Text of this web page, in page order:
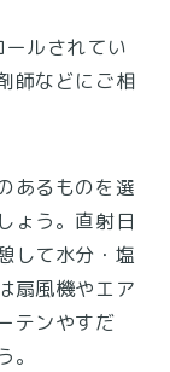
ルされてい
師などにご相
あるものを選
ょう。直射日
して水分・塩
扇風機やエア
テンやすだ